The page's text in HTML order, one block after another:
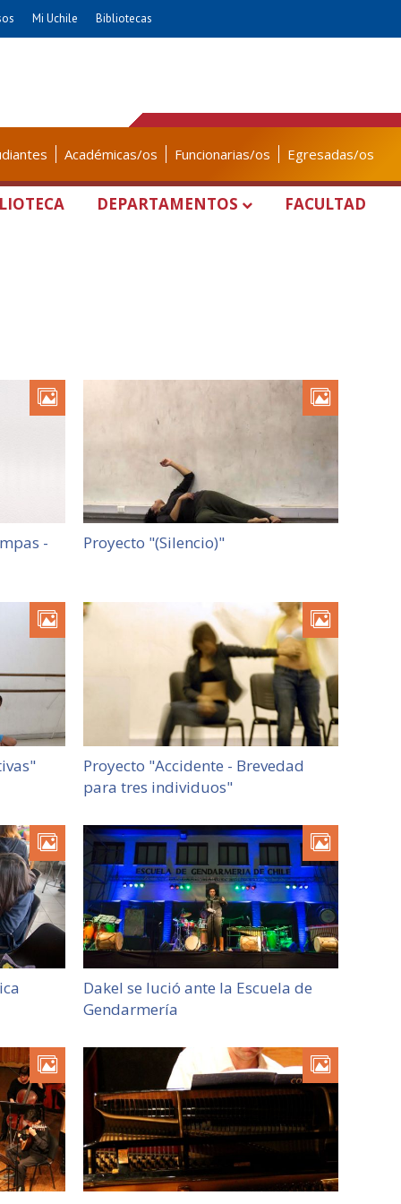
Mi Uchile Bibliotecas
Académicas/os Funcionarias/os Egresadas/os
DEPARTAMENTOS FACULTAD
-
Proyecto "(Silencio)"
Proyecto "Accidente - Brevedad
para tres individuos"
Dakel se lució ante la Escuela de
Gendarmería